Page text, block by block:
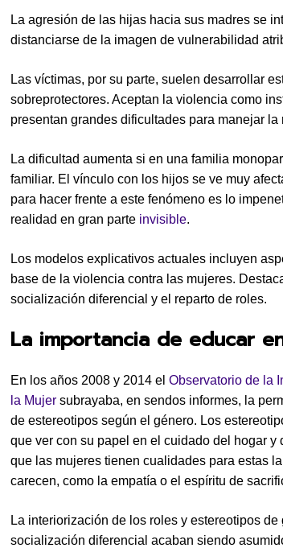
La agresión de las hijas hacia sus madres se
distanciarse de la imagen de vulnerabilidad
Las víctimas, por su parte, suelen desarrollar
sobreprotectores. Aceptan la violencia como
presentan grandes dificultades para manejar
La dificultad aumenta si en una familia
familiar. El vínculo con los hijos se ve muy
para hacer frente a este fenómeno es lo
realidad en gran parte invisible.
Los modelos explicativos actuales incluyen
base de la violencia contra las mujeres.
socialización diferencial y el reparto de roles.
La importancia de educar
En los años 2008 y 2014 el Observatorio de la
la Mujer subrayaba, en sendos informes, la
de estereotipos según el género. Los
que ver con su papel en el cuidado del hogar y
que las mujeres tienen cualidades para estas
carecen, como la empatía o el espíritu de
La interiorización de los roles y estereotipos
socialización diferencial acaban siendo